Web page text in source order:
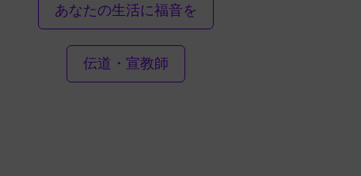
あなたの生活に福音を
伝道・宣教師